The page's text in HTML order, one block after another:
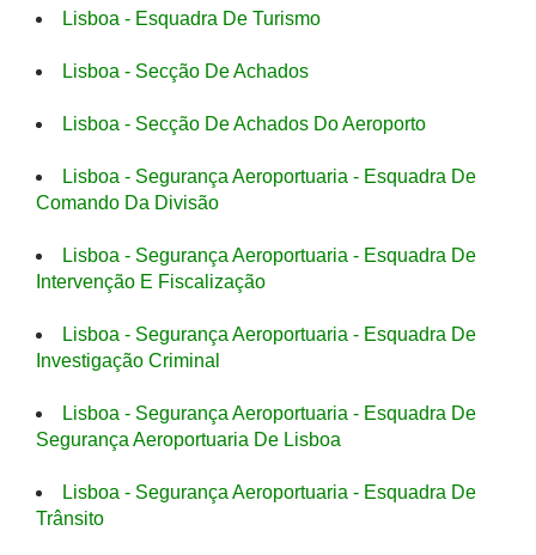
Lisboa - Esquadra De Turismo
Lisboa - Secção De Achados
Lisboa - Secção De Achados Do Aeroporto
Lisboa - Segurança Aeroportuaria - Esquadra De
Comando Da Divisão
Lisboa - Segurança Aeroportuaria - Esquadra De
Intervenção E Fiscalização
Lisboa - Segurança Aeroportuaria - Esquadra De
Investigação Criminal
Lisboa - Segurança Aeroportuaria - Esquadra De
Segurança Aeroportuaria De Lisboa
Lisboa - Segurança Aeroportuaria - Esquadra De
Trânsito